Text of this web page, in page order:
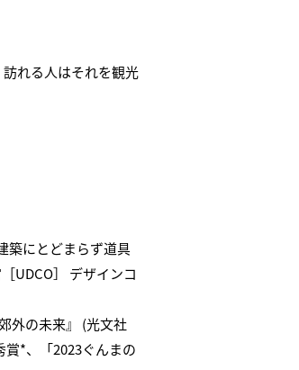
れる人はそれを観光
築にとどまらず道具
UDCO］ デザインコ
外の未来』 (光文社
賞*、「2023ぐんまの